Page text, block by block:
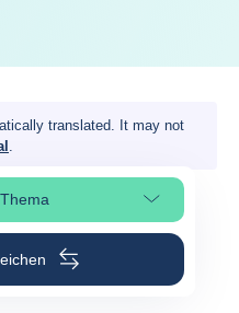
translated. It may not
.
auswählen